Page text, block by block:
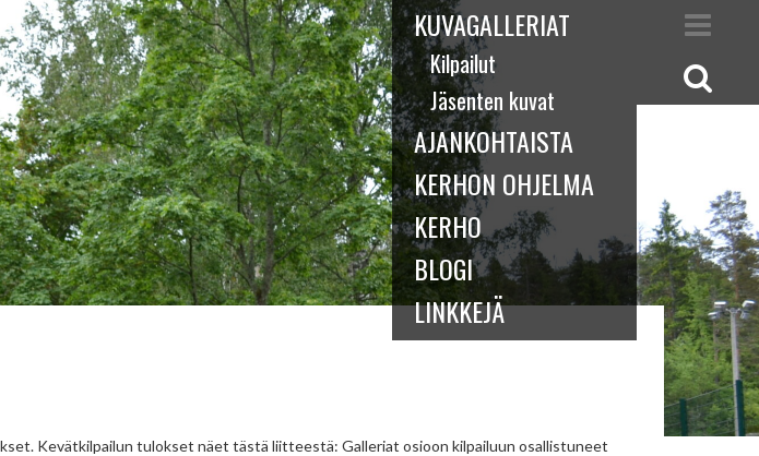
KUVAGALLERIAT
Kilpailut
Jäsenten kuvat
AJANKOHTAISTA
KERHON OHJELMA
KERHO
BLOGI
LINKKEJÄ
Kevätkilpailun tulokset näet tästä liitteestä: Galleriat osioon kilpailuun osallistuneet